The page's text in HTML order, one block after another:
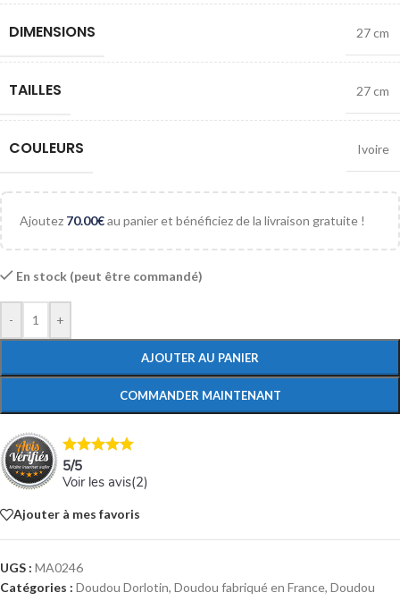
DIMENSIONS 27 cm
TAILLES 27 cm
COULEURS Ivoire
Ajoutez 70.00€au panier et bénéficiez de la livraison gratuite !
En stock (peut être commandé)
- +
AJOUTER AU PANIER
COMMANDER MAINTENANT
5/5
Voir les avis(2)
Ajouter à mes favoris
UGS : MA0246
Catégories : Doudou Dorlotin, Doudou fabriqué en France, Doudou